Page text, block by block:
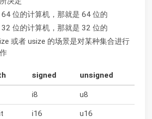
位的计算机，那就是 64 位的
位的计算机，那就是 32 位的
或者 usize 的场景是对某种集合进行
signed unsigned
i8 u8
i16 u16